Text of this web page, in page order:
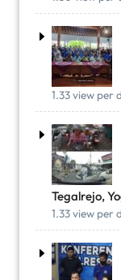
1.33 view per
Tegalrejo,
1.33 view per